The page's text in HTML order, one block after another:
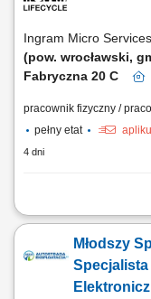
komponentów z
Ingram Micro
(pow. wrocławski,
Fabryczna 20 C
pracownik fizyczny /
pełny etat
4 dni
Opis stanowiska
napraw i regeneracja
specyfikacją techniczną.
technicznych
Młodszy